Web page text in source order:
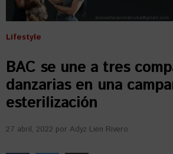
Lifestyle
BAC se une a tres
danzarias en una
esterilización
27 abril, 2022 por Adyz Lien Rivero